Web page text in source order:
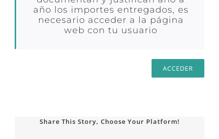
año los importes entregados, es
necesario acceder a la página
web con tu usuario
ACCEDER
Share This Story, Choose Your Platform!